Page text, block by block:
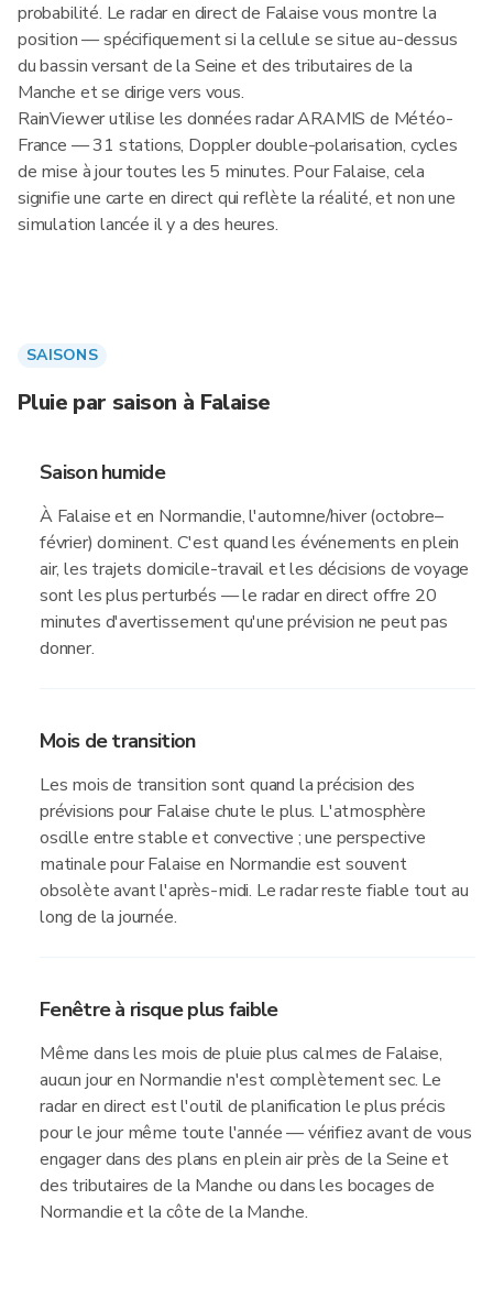
probabilité. Le radar en direct de Falaise vous montre la
position — spécifiquement si la cellule se situe au-dessus
du bassin versant de la Seine et des tributaires de la
Manche et se dirige vers vous.
RainViewer utilise les données radar ARAMIS de Météo-
France — 31 stations, Doppler double-polarisation, cycles
de mise à jour toutes les 5 minutes. Pour Falaise, cela
signifie une carte en direct qui reflète la réalité, et non une
simulation lancée il y a des heures.
SAISONS
Pluie par saison à Falaise
Saison humide
À Falaise et en Normandie, l'automne/hiver (octobre–
février) dominent. C'est quand les événements en plein
air, les trajets domicile-travail et les décisions de voyage
sont les plus perturbés — le radar en direct offre 20
minutes d'avertissement qu'une prévision ne peut pas
donner.
Mois de transition
Les mois de transition sont quand la précision des
prévisions pour Falaise chute le plus. L'atmosphère
oscille entre stable et convective ; une perspective
matinale pour Falaise en Normandie est souvent
obsolète avant l'après-midi. Le radar reste fiable tout au
long de la journée.
Fenêtre à risque plus faible
Même dans les mois de pluie plus calmes de Falaise,
aucun jour en Normandie n'est complètement sec. Le
radar en direct est l'outil de planification le plus précis
pour le jour même toute l'année — vérifiez avant de vous
engager dans des plans en plein air près de la Seine et
des tributaires de la Manche ou dans les bocages de
Normandie et la côte de la Manche.